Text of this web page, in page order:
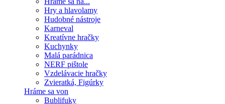
Hry a hlavolamy
Hudobné nástroje
Karneval
Kreatívne hračky
Kuchynky
Malá parádnica
NERF pištole
Vzdelávacie hračky
Zvieratká, Figúrky
Hráme sa von
Bublifuky